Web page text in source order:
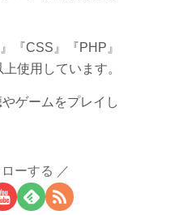
『CSS』『PHP』
使用しています。
ゲームをプレイし
ーする